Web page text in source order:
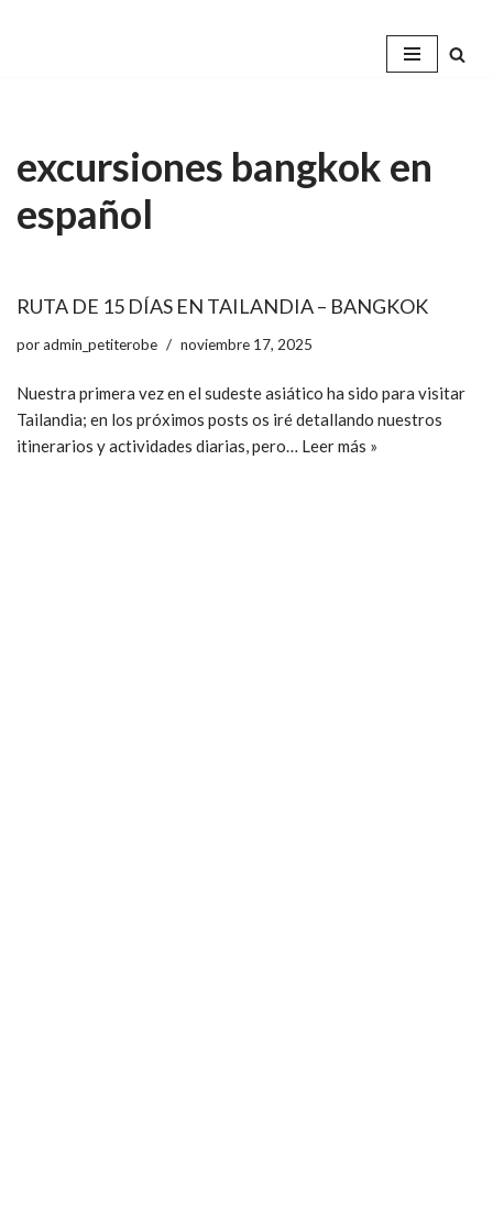
excursiones bangkok en
español
RUTA DE 15 DÍAS EN TAILANDIA – BANGKOK
poradmin_petiterobe noviembre 17, 2025
Nuestra primera vez en el sudeste asiático ha sido para visitar
Tailandia; en los próximos posts os iré detallando nuestros
itinerarios y actividades diarias, pero… Leer más »